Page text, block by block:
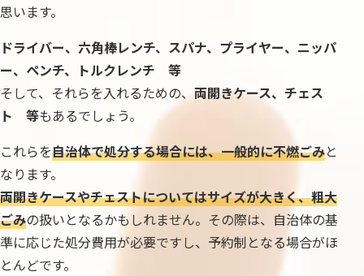
思います。
ドライバー、六角棒レンチ、スパナ、プライヤー、ニッパ
ー、ペンチ、トルクレンチ 等
そして、それらを入れるための、両開きケース、チェス
ト 等もあるでしょう。
これらを自治体で処分する場合には、一般的に不燃ごみと
なります。
両開きケースやチェストについてはサイズが大きく、粗大
ごみの扱いとなるかもしれません。その際は、自治体の基
準に応じた処分費用が必要ですし、予約制となる場合がほ
とんどです。